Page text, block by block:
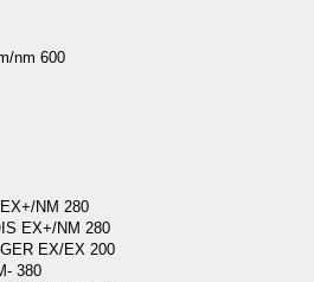
nm 600
NM 280
EX+/NM 280
EX/EX 200
380